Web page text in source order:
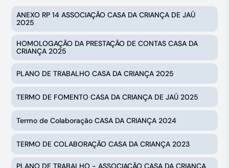
ANEXO RP 14 ASSOCIAÇÃO CASA DA CRIANÇA DE JAÚ
2025
HOMOLOGAÇÃO DA PRESTAÇÃO DE CONTAS CASA DA
CRIANÇA 2025
PLANO DE TRABALHO CASA DA CRIANÇA 2025
TERMO DE FOMENTO CASA DA CRIANÇA DE JAÚ 2025
Termo de Colaboração CASA DA CRIANÇA 2024
TERMO DE COLABORAÇÃO CASA DA CRIANÇA 2023
PLANO DE TRABALHO - ASSOCIAÇÃO CASA DA CRIANÇA